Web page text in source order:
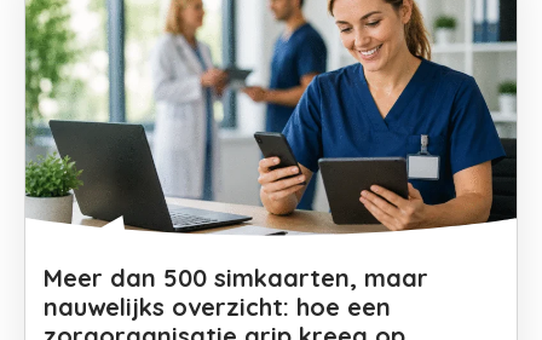
Meer dan 500 simkaarten, maar
nauwelijks overzicht: hoe een